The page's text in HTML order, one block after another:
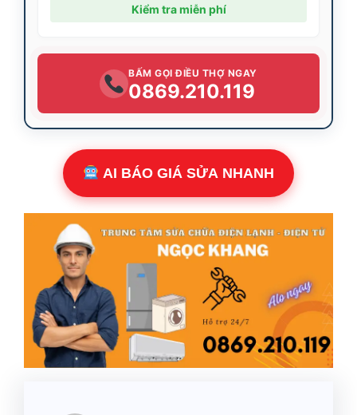
Kiểm tra miễn phí
BẤM GỌI ĐIỀU THỢ NGAY
0869.210.119
AI BÁO GIÁ SỬA NHANH